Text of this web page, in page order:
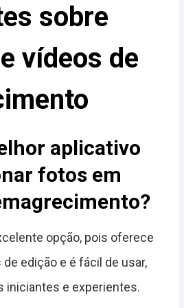
sobre
vídeos de
aplicativo
fotos em
opção, pois oferece
edição e é fácil de usar,
iniciantes e experientes.